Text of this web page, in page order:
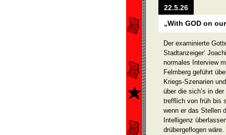
22.5.26
„With GOD on
Der examinierte
Stadtanzeiger‘
normales Interview
Felmberg geführt
Kriegs-Szenarien
über die sich’s in
trefflich von früh bis
wenn er das Stellen
Intelligenz
drübergeflogen wäre.